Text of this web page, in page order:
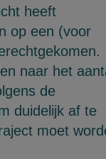
heeft
op een (voor
naar het
de
duidelijk af te
moet